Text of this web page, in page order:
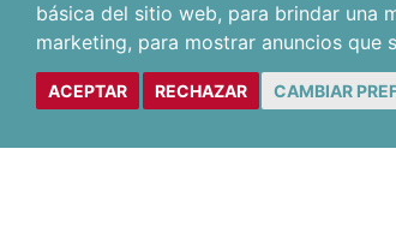
básica del sitio web, para brindar una
marketing, para mostrar anuncios que
ACEPTAR RECHAZAR CAMBIAR